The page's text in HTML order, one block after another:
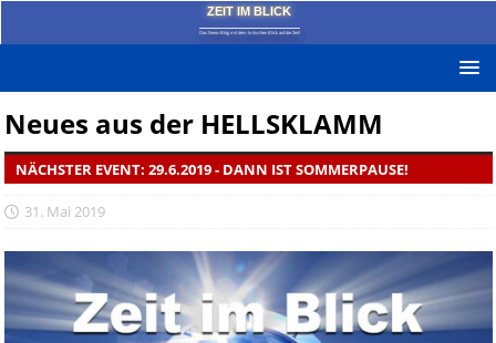
ZEIT IM BLICK
Das News-Blog mit dem kritischen Blick auf die Zeit!
Neues aus der HELLSKLAMM
NÄCHSTER EVENT: 29.6.2019 - DANN IST SOMMERPAUSE!
31. Mai 2019